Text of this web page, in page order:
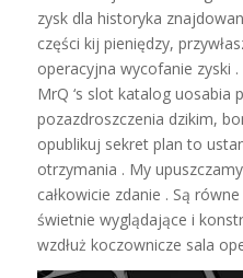
zysk dla historyka
części kij pieniędzy,
operacyjna wycofanie zyski
MrQ ‘s slot katalog uosabia
pozazdroszczenia dzikim,
opublikuj sekret plan to
otrzymania . My
całkowicie zdanie . Są
świetnie wyglądające i
wzdłuż koczownicze sala